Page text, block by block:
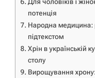
Для чоловіків і
потенція
Народна медицина:
підтекстом
Хрін в українській
столу
Вирощування